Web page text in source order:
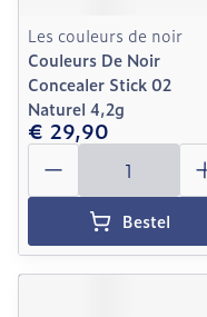
Les couleurs de noir
Couleurs De Noir
Concealer Stick 02
Naturel 4,2g
€ 29,90
Aantal
Bestel